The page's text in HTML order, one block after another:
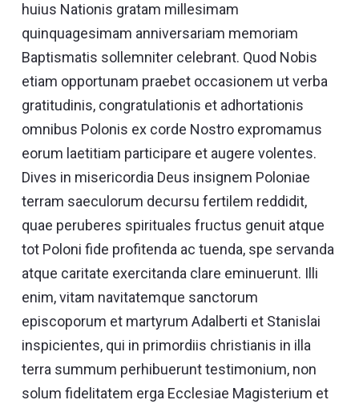
huius Nationis gratam millesimam
quinquagesimam anniversariam memoriam
Baptismatis sollemniter celebrant. Quod Nobis
etiam opportunam praebet occasionem ut verba
gratitudinis, congratulationis et adhortationis
omnibus Polonis ex corde Nostro expromamus
eorum laetitiam participare et augere volentes.
Dives in misericordia Deus insignem Poloniae
terram saeculorum decursu fertilem reddidit,
quae peruberes spirituales fructus genuit atque
tot Poloni fide profitenda ac tuenda, spe servanda
atque caritate exercitanda clare eminuerunt. Illi
enim, vitam navitatemque sanctorum
episcoporum et martyrum Adalberti et Stanislai
inspicientes, qui in primordiis christianis in illa
terra summum perhibuerunt testimonium, non
solum fidelitatem erga Ecclesiae Magisterium et